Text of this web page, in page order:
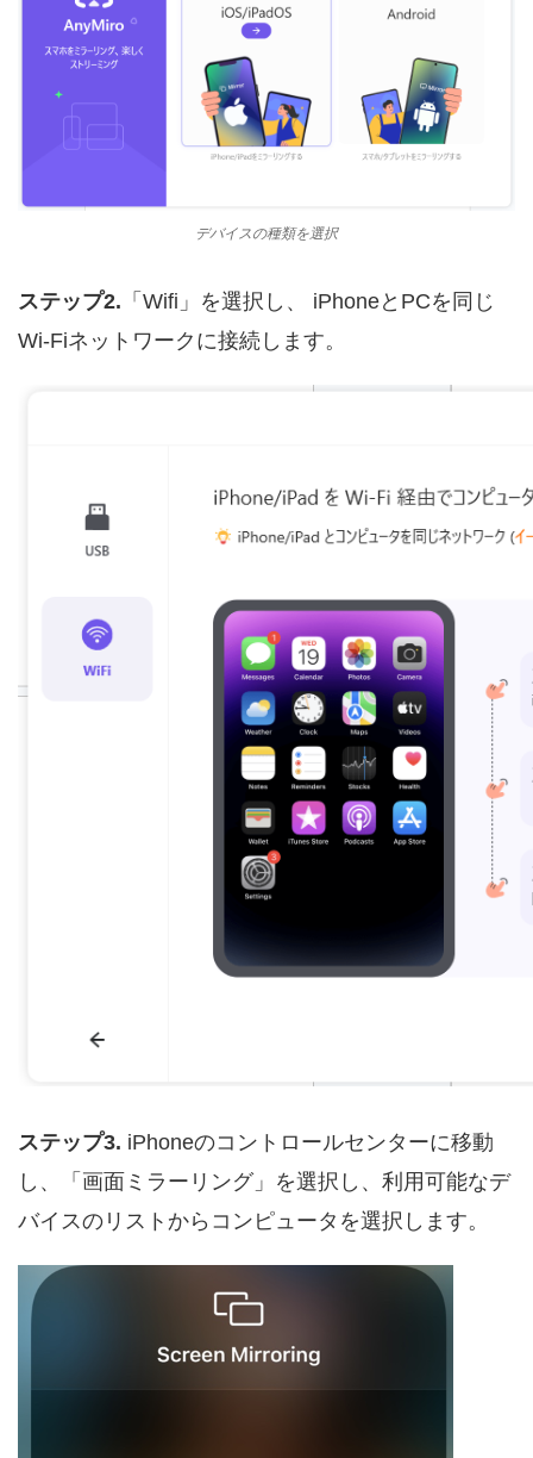
デバイスの種類を選択
ステップ2. 「Wifi」を選択し、 iPhoneとPCを同じ
Wi-Fiネットワークに接続します。
ステップ3. iPhoneのコントロールセンターに移動
し、「画面ミラーリング」を選択し、利用可能なデ
バイスのリストからコンピュータを選択します。